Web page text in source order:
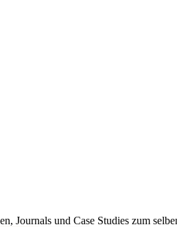
Journals und Case Studies zum